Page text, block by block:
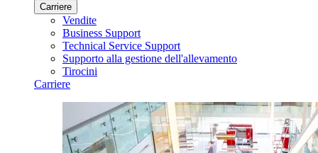
Carriere
Vendite
Business Support
Technical Service Support
Supporto alla gestione dell'allevamento
Tirocini
Carriere